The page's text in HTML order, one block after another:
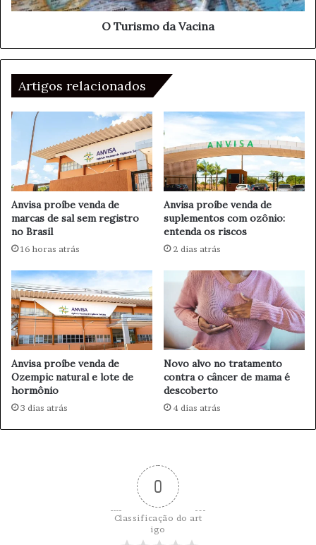
m
a
d
o
d
e
m
t
o
a
r
d
o
s
e
1
d
n
a
O Turismo da Vacina
Artigos relacionados
Anvisa proíbe venda de
marcas de sal sem registro
no Brasil
16 horas atrás
Anvisa proíbe venda de
suplementos com ozônio:
entenda os riscos
2 dias atrás
Anvisa proíbe venda de
Ozempic natural e lote de
hormônio
3 dias atrás
Novo alvo no tratamento
contra o câncer de mama é
descoberto
4 dias atrás
0
Classificação do art
igo